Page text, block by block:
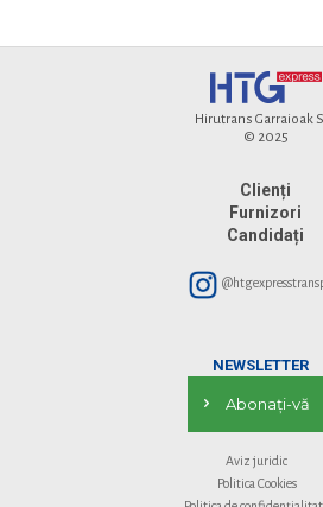
Hirutrans Garraioak
© 2025
Clienți
Furnizori
Candidați
NEWSLETTER
Abonați-vă
Aviz juridic
Politica Cookies